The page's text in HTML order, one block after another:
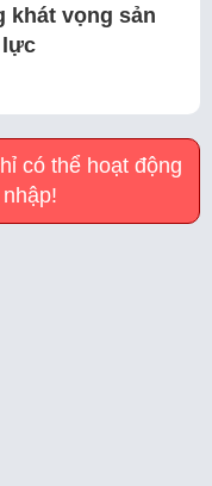
khát vọng sản
lực
có thể hoạt động